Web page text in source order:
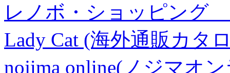
レノボ・ショッピング
Lady Cat (海外通販カタ
nojima online(ノジマオ